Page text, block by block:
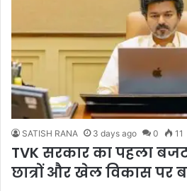
SATISH RANA 3 days ago 0 11
TVK सरकार का पहला
छात्रों और खेल विकास पर